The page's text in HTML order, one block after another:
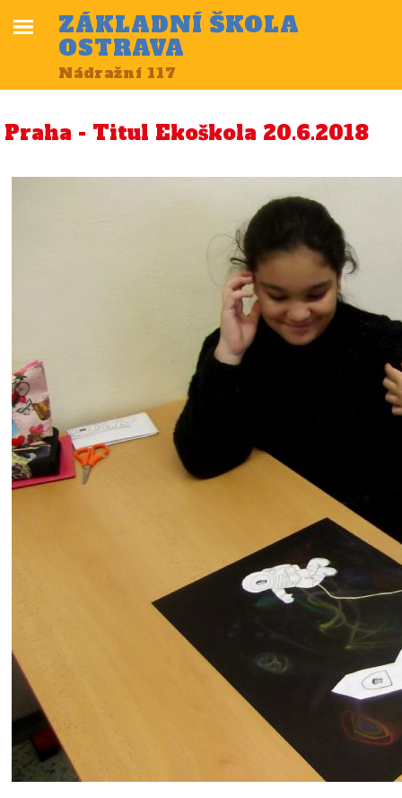
ZÁKLADNÍ ŠKOLA
OSTRAVA
Nádražní 117
Praha - Titul Ekoškola 20.6.2018